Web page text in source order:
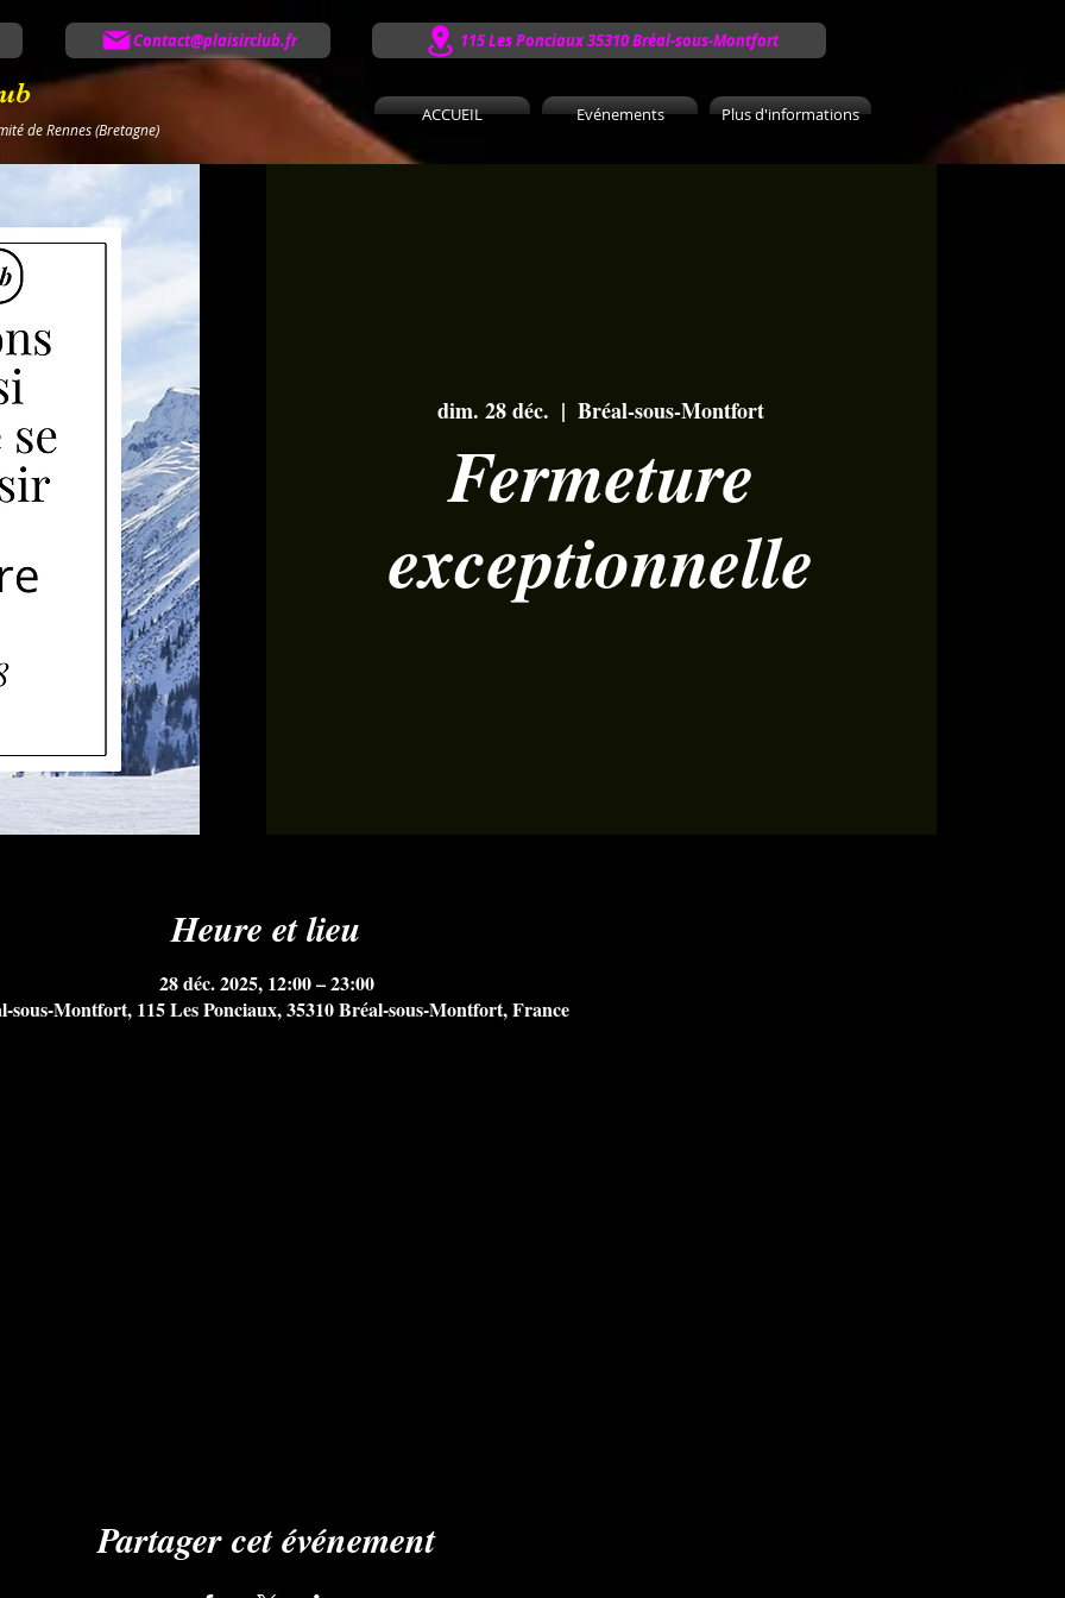
de Rennes (Bretagne)
ACCUEIL Evénements Plus d'informations
Contact@plaisirclub.fr 115 Les Ponciaux 35310 Bréal-sous-Montfort
dim. 28 déc.
  |
Bréal-sous-Montfort
Fermeture
exceptionnelle
Heure et lieu
28 déc. 2025, 12:00 – 23:00
sous-Montfort, 115 Les Ponciaux, 35310 Bréal-sous-Montfort, France
Partager cet événement